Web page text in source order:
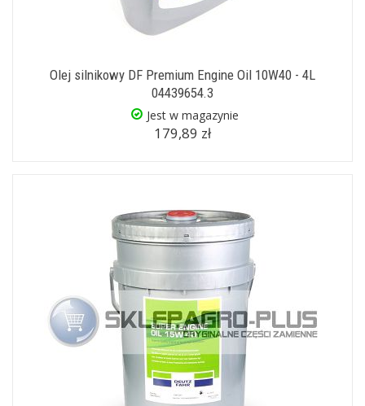
Olej silnikowy DF Premium Engine Oil 10W40 - 4L
04439654.3
Jest w magazynie
179,89 zł